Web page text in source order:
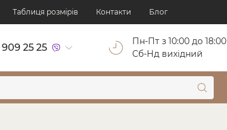
Таблиця розмірів Контакти Блог
25 25
Пн-Пт з 10:00 до 18:00
Cб-Нд вихідний